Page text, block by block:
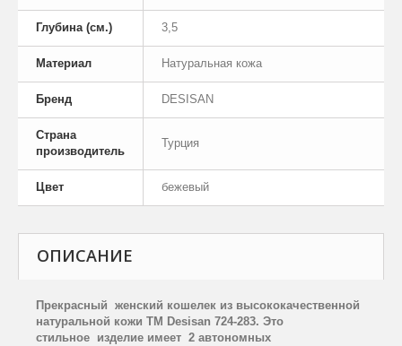
Глубина (см.) 3,5
Материал Натуральная кожа
Бренд DESISAN
Страна
производитель
Турция
Цвет бежевый
ОПИСАНИЕ
Прекрасный женский кошелек из высококачественной
натуральной кожи TM Desisan 724-283. Это
стильное изделие имеет 2 автономных